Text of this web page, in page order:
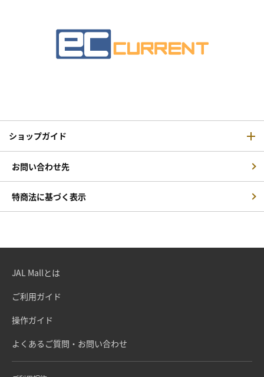
ショップガイド
お問い合わせ先
特商法に基づく表示
JAL Mallとは
ご利用ガイド
操作ガイド
よくあるご質問・お問い合わせ